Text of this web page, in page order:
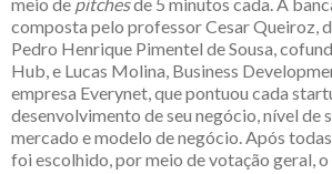
composta pelo professor Cesar Queiroz,
Pedro Henrique Pimentel de Sousa,
Hub, e Lucas Molina, Business
empresa Everynet, que pontuou cada
desenvolvimento de seu negócio, nível de
mercado e modelo de negócio. Após
foi escolhido, por meio de votação geral,